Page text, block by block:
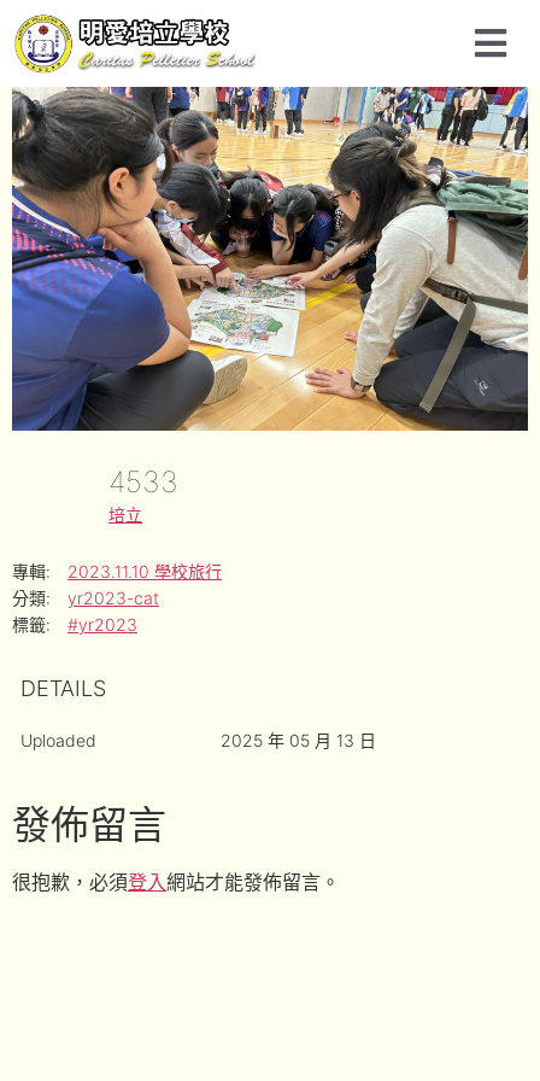
4533
培立
專輯:
2023.11.10 學校旅行
分類:
yr2023-cat
標籤:
#yr2023
DETAILS
Uploaded 2025 年 05 月 13 日
發佈留言
很抱歉，必須登入網站才能發佈留言。